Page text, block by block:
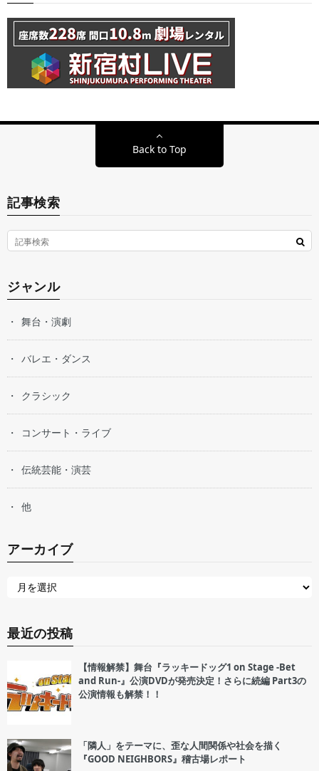
Back to Top
記事検索
ジャンル
舞台・演劇
バレエ・ダンス
クラシック
コンサート・ライブ
伝統芸能・演芸
他
アーカイブ
最近の投稿
【情報解禁】舞台『ラッキードッグ1 on Stage -Bet
and Run-』公演DVDが発売決定！さらに続編 Part3の
公演情報も解禁！！
「隣人」をテーマに、歪な人間関係や社会を描く
『GOOD NEIGHBORS』稽古場レポート